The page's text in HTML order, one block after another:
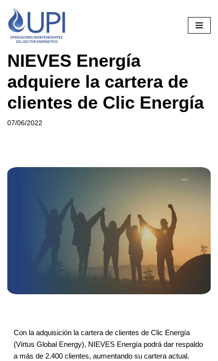
Saltar
al
NIEVES Energía
adquiere la cartera de
clientes de Clic Energía
07/06/2022
Con la adquisición la cartera de clientes de Clic Energía
(Virtus Global Energy), NIEVES Energía podrá dar respaldo
a más de 2.400 clientes, aumentando su cartera actual.